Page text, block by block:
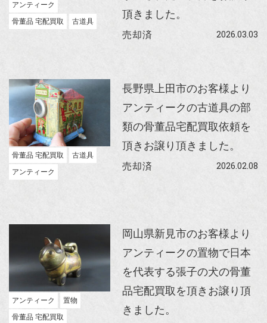
アンティーク
骨董品 宅配買取
古道具
頂きました。
売却済 2026.03.03
骨董品 宅配買取
古道具
アンティーク
長野県上田市のお客様より
アンティークの古道具の部
類の骨董品宅配買取依頼を
頂きお譲り頂きました。
売却済 2026.02.08
アンティーク
置物
骨董品 宅配買取
岡山県新見市のお客様より
アンティークの置物で日本
を代表する張子の犬の骨董
品宅配買取を頂きお譲り頂
きました。